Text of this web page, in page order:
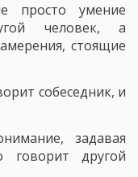
просто умение
человек, а
стоящие
собеседник, и
задавая
другой